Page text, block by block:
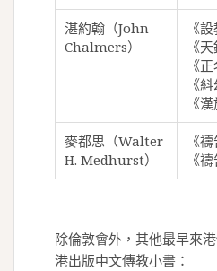
湛約翰（John
Chalmers）
《
《
《
《
《
麥都思（Walter
H. Medhurst）
《
《
除倫敦會外，其他最早來
港出版中文傳教小書：